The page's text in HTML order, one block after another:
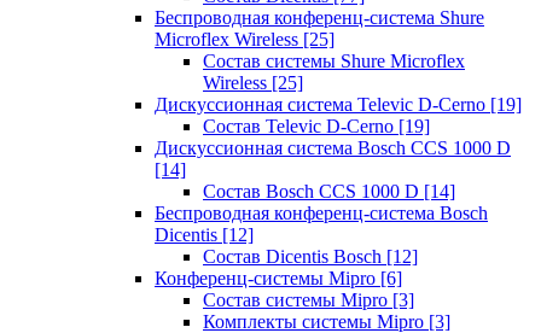
Беспроводная конференц-система Shure
Microflex Wireless [25]
Состав системы Shure Microflex
Wireless [25]
Дискуссионная система Televic D-Cerno [19]
Состав Televic D-Cerno [19]
Дискуссионная система Bosch CCS 1000 D
[14]
Состав Bosch CCS 1000 D [14]
Беспроводная конференц-система Bosch
Dicentis [12]
Состав Dicentis Bosch [12]
Конференц-системы Mipro [6]
Состав системы Mipro [3]
Комплекты системы Mipro [3]